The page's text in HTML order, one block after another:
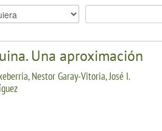
Una aproximación
Nestor Garay-Vitoria, José I.